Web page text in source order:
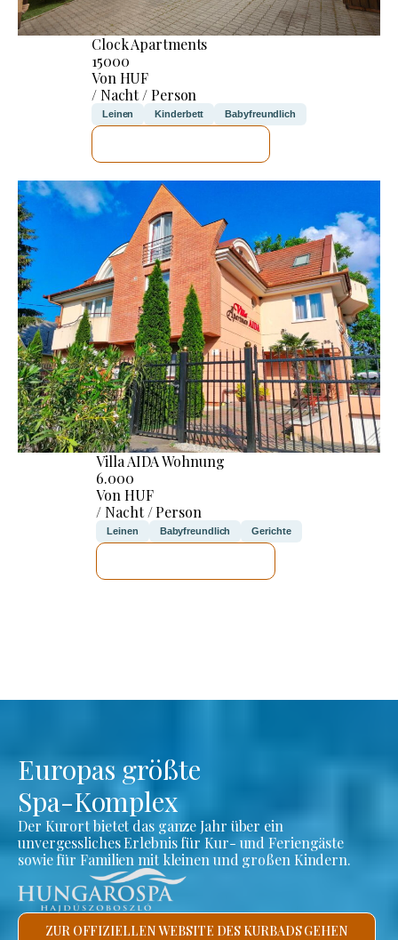
Clock Apartments
15000
Von HUF
/ Nacht / Person
Leinen Kinderbett Babyfreundlich
Villa AIDA Wohnung
6.000
Von HUF
/ Nacht / Person
Leinen Babyfreundlich Gerichte
Europas größte
Spa-Komplex
Der Kurort bietet das ganze Jahr über ein
unvergessliches Erlebnis für Kur- und Feriengäste
sowie für Familien mit kleinen und großen Kindern.
ZUR OFFIZIELLEN WEBSITE DES KURBADS GEHEN